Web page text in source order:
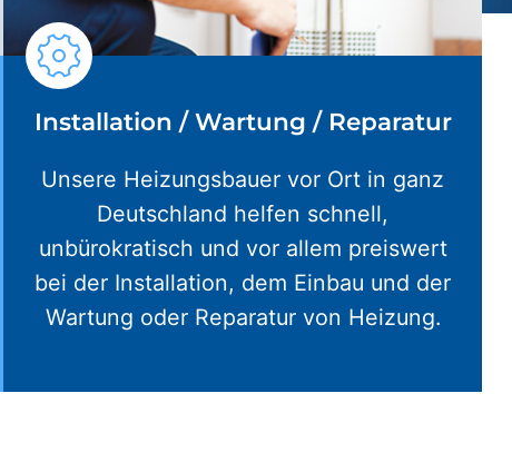
Installation / Wartung / Reparatur
Unsere Heizungsbauer vor Ort in ganz
Deutschland helfen schnell,
unbürokratisch und vor allem preiswert
bei der Installation, dem Einbau und der
Wartung oder Reparatur von Heizung.